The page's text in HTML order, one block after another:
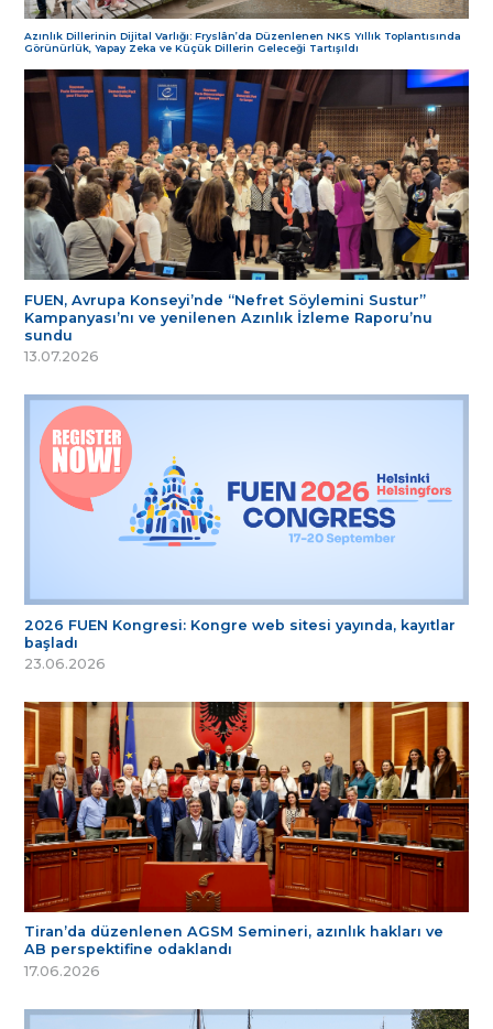
Azınlık Dillerinin Dijital Varlığı: Fryslân’da Düzenlenen NKS Yıllık Toplantısında
Görünürlük, Yapay Zeka ve Küçük Dillerin Geleceği Tartışıldı
FUEN, Avrupa Konseyi’nde “Nefret Söylemini Sustur”
Kampanyası’nı ve yenilenen Azınlık İzleme Raporu’nu
sundu
13.07.2026
2026 FUEN Kongresi: Kongre web sitesi yayında, kayıtlar
başladı
23.06.2026
Tiran’da düzenlenen AGSM Semineri, azınlık hakları ve
AB perspektifine odaklandı
17.06.2026